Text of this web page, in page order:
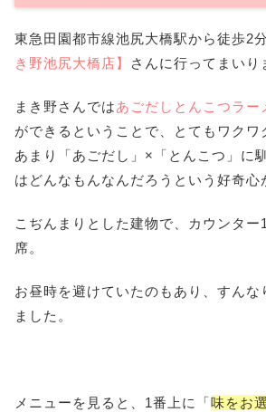
東急田園都市線池尻大橋駅から徒歩2
き野池尻大橋店】
さんに行ってまいり
まき野さんではあごだしとんこつラー
ができるということで、とてもワクワ
あまり「あごだし」×「とんこつ」に
はどんなもんなんだろうという好奇心
こぢんまりとした建物で、カウンター
席。
お昼時を避けていたのもあり、すんな
ました。
メニューを見ると、1番上に「味をお